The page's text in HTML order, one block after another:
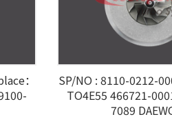
：
SP/NO : 8110-0212-
TO4E55 466721-
7089